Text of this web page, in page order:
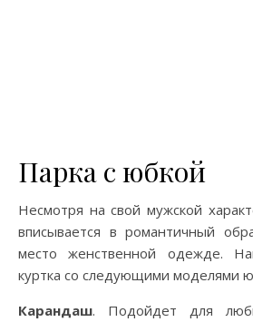
Парка с юбкой
Несмотря на свой мужской
вписывается в романтичный
место женственной одежде.
куртка со следующими моделями
Карандаш. Подойдет для